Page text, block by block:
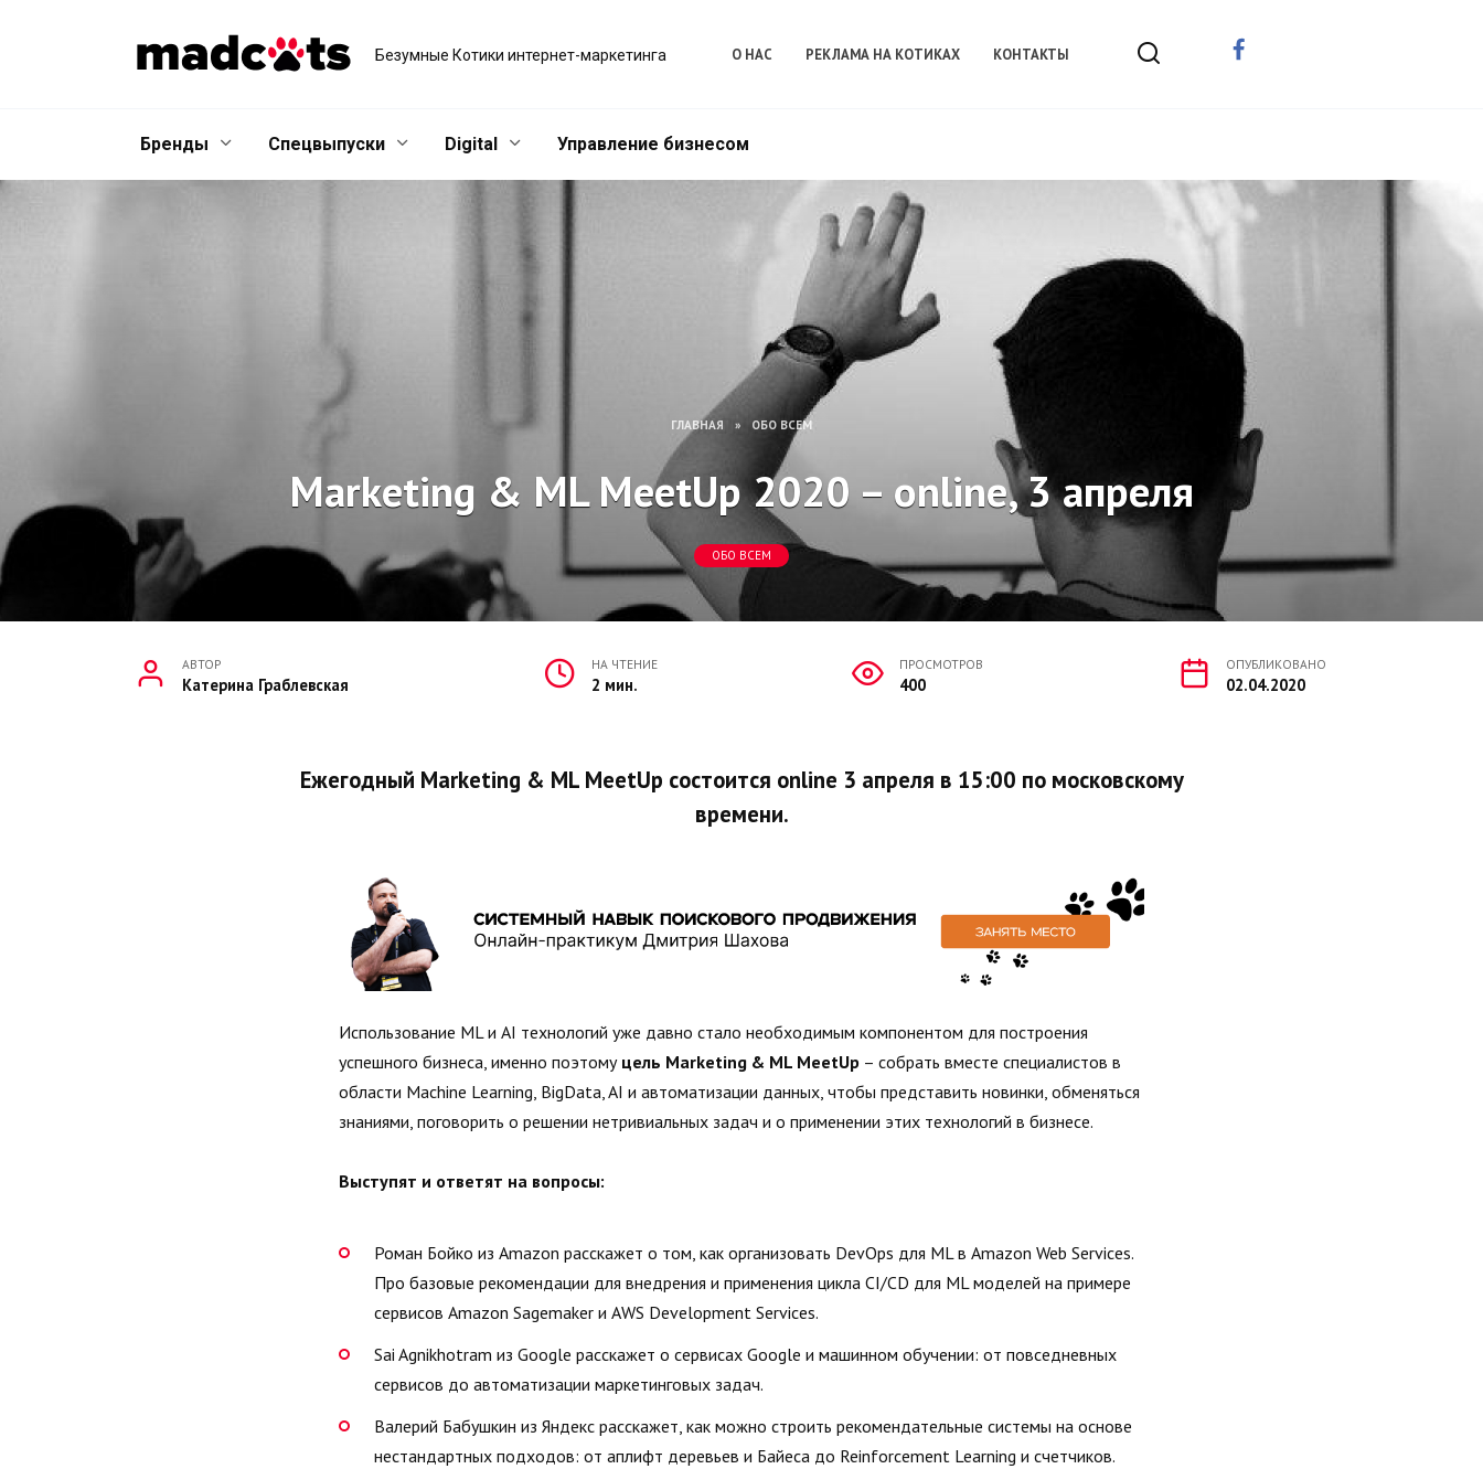
Безумные Котики интернет-маркетинга О НАС РЕКЛАМА НА КОТИКАХ КОНТАКТЫ
Бренды Спецвыпуски Digital Управление бизнесом
ГЛАВНАЯ » ОБО ВСЕМ
Marketing & ML MeetUp 2020 – online, 3 апреля
ОБО ВСЕМ
АВТОР
Катерина Граблевская
НА ЧТЕНИЕ
2 мин.
ПРОСМОТРОВ
400
ОПУБЛИКОВАНО
02.04.2020
Ежегодный Marketing & ML MeetUp состоится online 3 апреля в 15:00 по московскому
времени.
Использование ML и AI технологий уже давно стало необходимым компонентом для построения
успешного бизнеса, именно поэтому цель Marketing & ML MeetUp – собрать вместе специалистов в
области Machine Learning, BigData, AI и автоматизации данных, чтобы представить новинки, обменяться
знаниями, поговорить о решении нетривиальных задач и о применении этих технологий в бизнесе.
Выступят и ответят на вопросы:
Роман Бойко из Amazon расскажет о том, как организовать DevOps для ML в Amazon Web Services.
Про базовые рекомендации для внедрения и применения цикла CI/CD для ML моделей на примере
сервисов Amazon Sagemaker и AWS Development Services.
Sai Agnikhotram из Google расскажет о сервисах Google и машинном обучении: от повседневных
сервисов до автоматизации маркетинговых задач.
Валерий Бабушкин из Яндекс расскажет, как можно строить рекомендательные системы на основе
нестандартных подходов: от аплифт деревьев и Байеса до Reinforcement Learning и счетчиков.